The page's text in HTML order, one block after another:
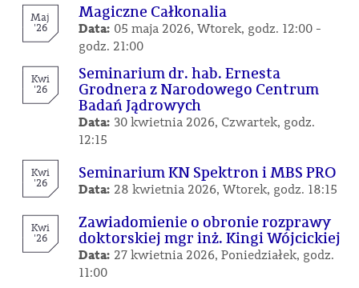
Maj
'26
Magiczne Całkonalia
Data: 05 maja 2026, Wtorek, godz. 12:00 -
godz. 21:00
Kwi
'26
Seminarium dr. hab. Ernesta
Grodnera z Narodowego Centrum
Badań Jądrowych
Data: 30 kwietnia 2026, Czwartek, godz.
12:15
Kwi
'26 Seminarium KN Spektron i MBS PRO
Data: 28 kwietnia 2026, Wtorek, godz. 18:15
Kwi
'26
Zawiadomienie o obronie rozprawy
doktorskiej mgr inż. Kingi Wójcickiej
Data: 27 kwietnia 2026, Poniedziałek, godz.
11:00